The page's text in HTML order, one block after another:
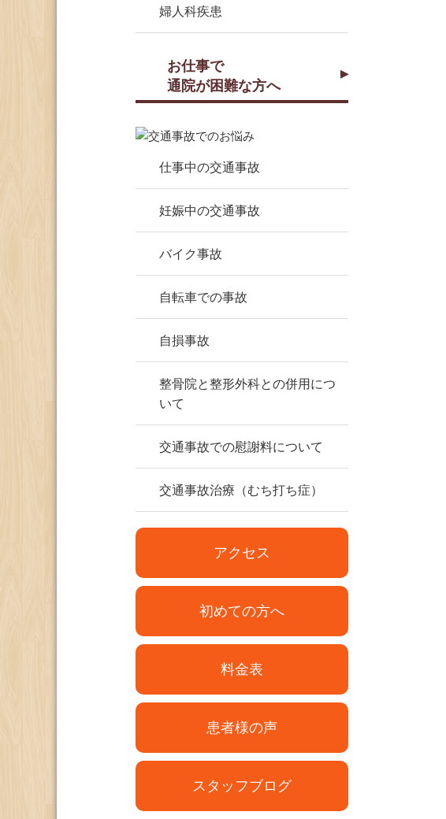
婦人科疾患
お仕事で
通院が困難な方へ
仕事中の交通事故
妊娠中の交通事故
バイク事故
自転車での事故
自損事故
整骨院と整形外科との併用につ
いて
交通事故での慰謝料について
交通事故治療（むち打ち症）
アクセス
初めての方へ
料金表
患者様の声
スタッフブログ